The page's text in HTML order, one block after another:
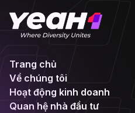
Trang chủ
Về chúng tôi
Hoạt động kinh doanh
Quan hệ nhà đầu tư